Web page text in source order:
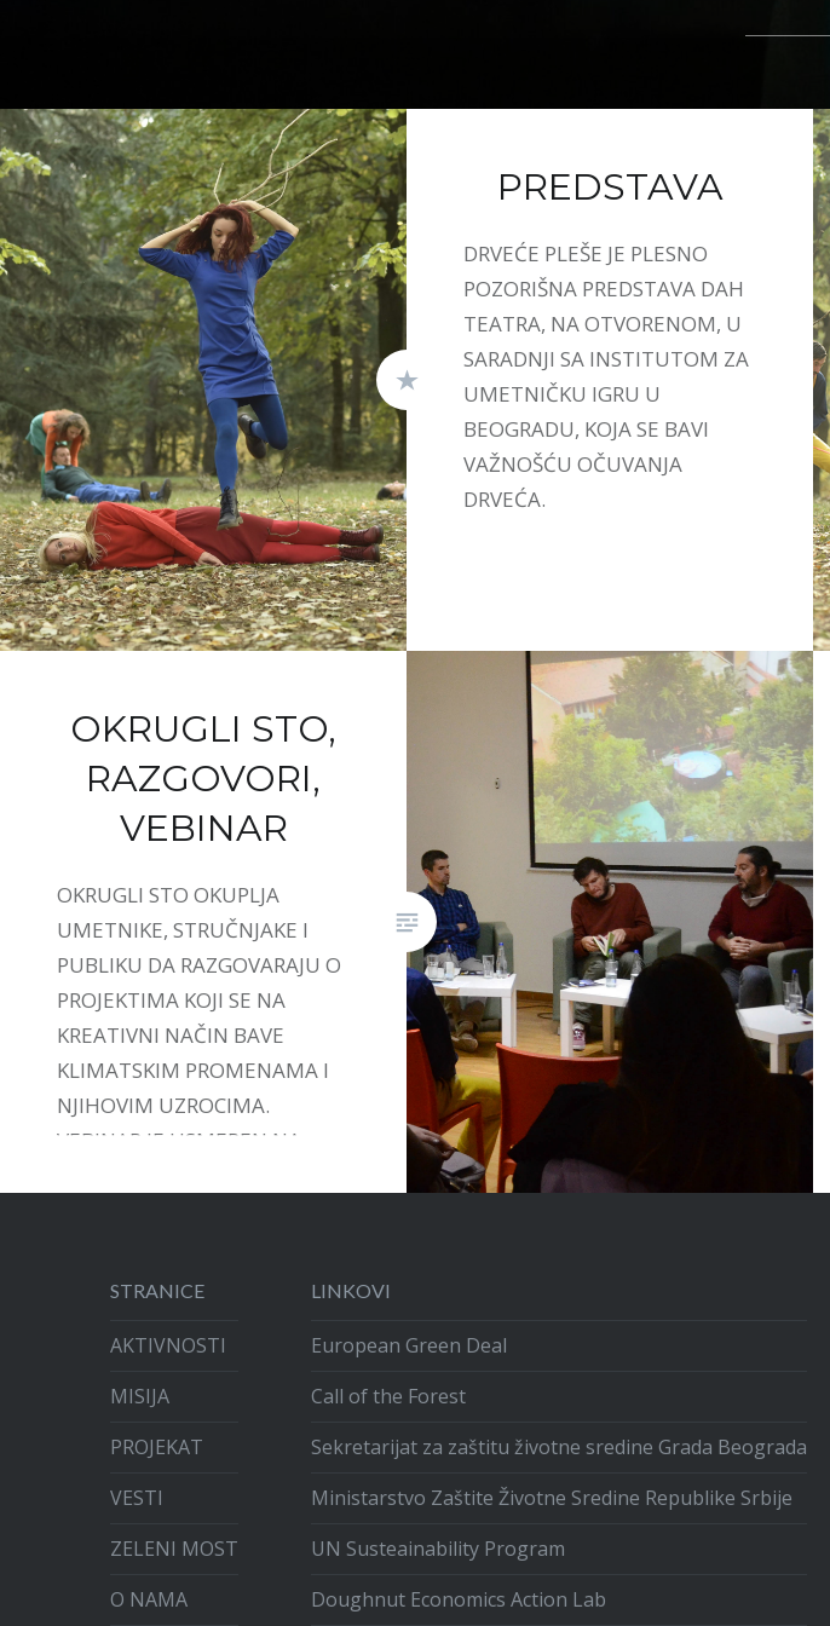
PREDSTAVA
DRVEĆE PLEŠE JE PLESNO
POZORIŠNA PREDSTAVA DAH
TEATRA, NA OTVORENOM, U
SARADNJI SA INSTITUTOM ZA
UMETNIČKU IGRU U
BEOGRADU, KOJA SE BAVI
VAŽNOŠĆU OČUVANJA
DRVEĆA.
OKRUGLI STO,
RAZGOVORI,
VEBINAR
OKRUGLI STO OKUPLJA
UMETNIKE, STRUČNJAKE I
PUBLIKU DA RAZGOVARAJU O
PROJEKTIMA KOJI SE NA
KREATIVNI NAČIN BAVE
KLIMATSKIM PROMENAMA I
NJIHOVIM UZROCIMA.
VEBINAR JE USMEREN NA
INICIJATIVA.
STRANICE
AKTIVNOSTI
MISIJA
PROJEKAT
VESTI
ZELENI MOST
O NAMA
LINKOVI
European Green Deal
Call of the Forest
Sekretarijat za zaštitu životne sredine Grada Beograda
Ministarstvo Zaštite Životne Sredine Republike Srbije
UN Susteainability Program
Doughnut Economics Action Lab